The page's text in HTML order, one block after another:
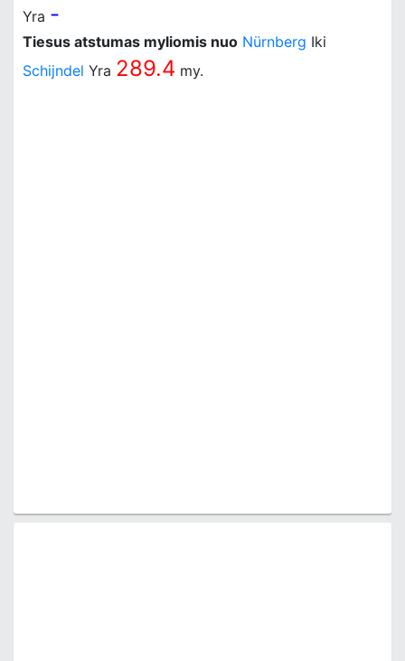
Yra -
Tiesus atstumas myliomis nuo Nürnberg Iki
Schijndel Yra 289.4 my.